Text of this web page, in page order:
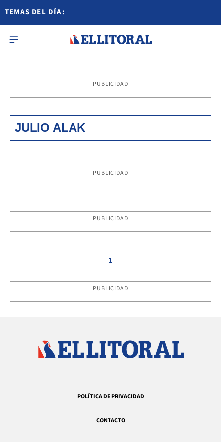
TEMAS DEL DÍA:
PUBLICIDAD
JULIO ALAK
PUBLICIDAD
PUBLICIDAD
1
PUBLICIDAD
POLÍTICA DE PRIVACIDAD
CONTACTO